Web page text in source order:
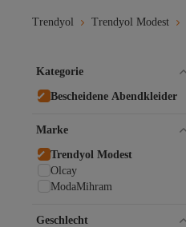
Trendyol Trendyol Modest
Kategorie
Bescheidene Abendkleider
Marke
Trendyol Modest
Olcay
ModaMihram
Geschlecht